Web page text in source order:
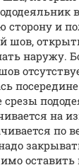
сторону и
шов,
наружу.
срезы
на
по
оставить